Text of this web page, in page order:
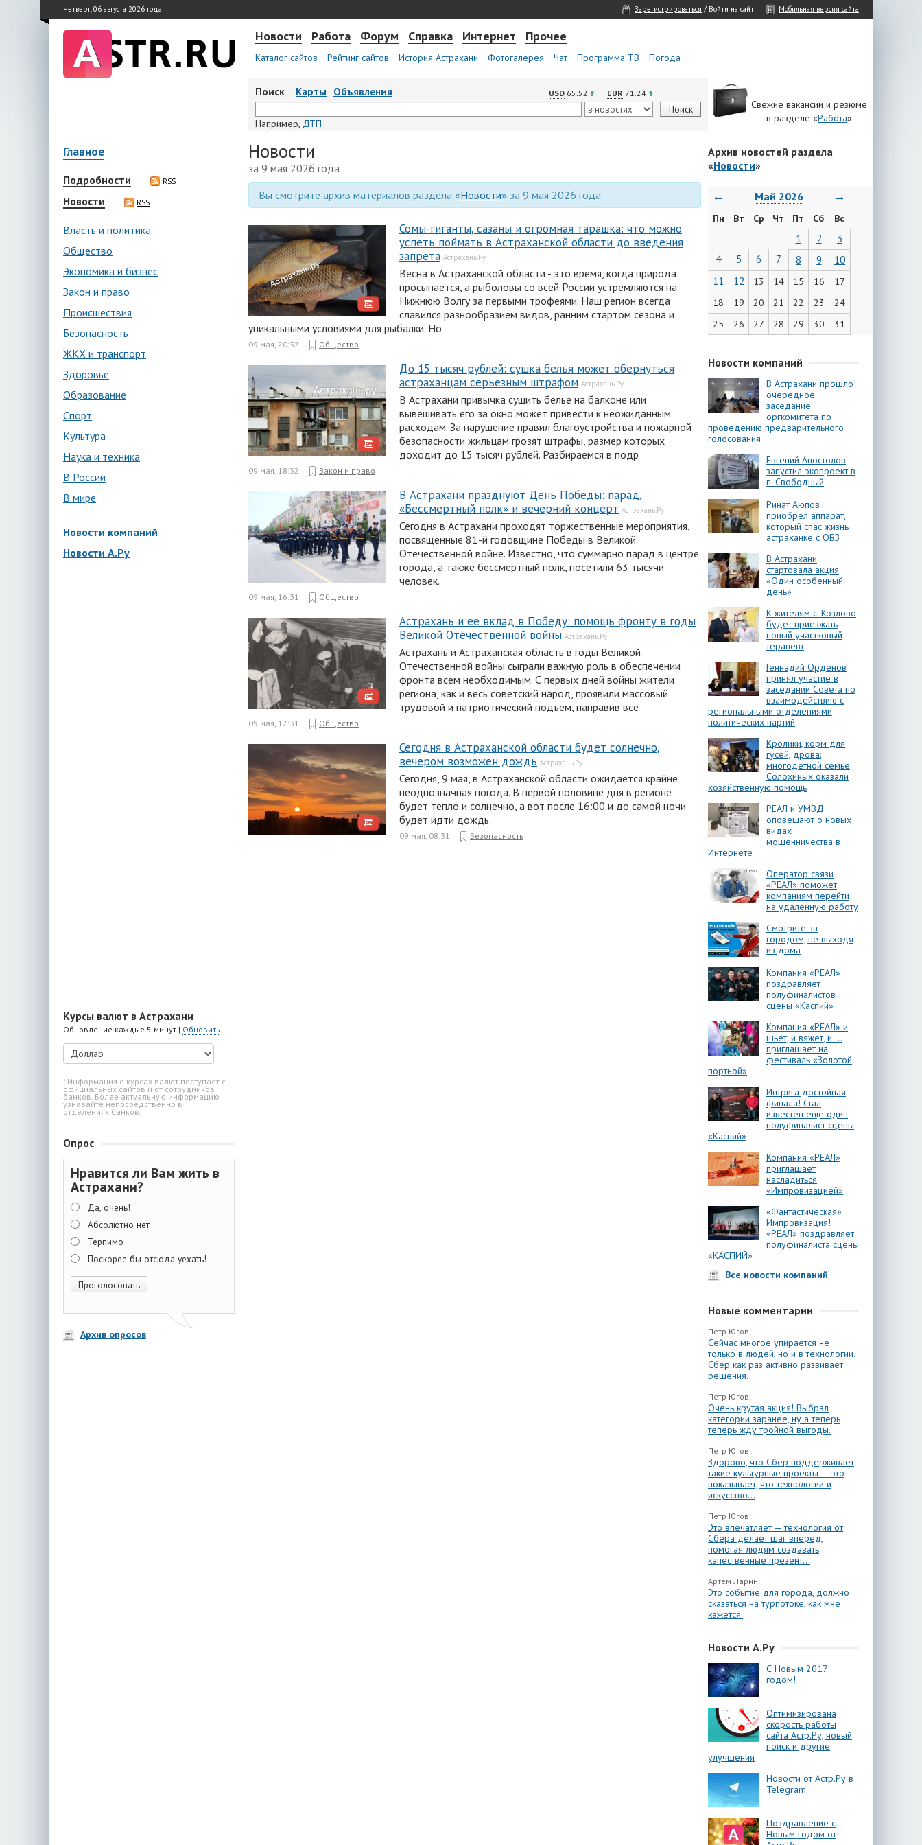
Четверг, 06 августа 2026 года Зарегистрироваться / Войти на сайт Мобильная версия сайта
Новости Работа Форум Справка Интернет Прочее
Каталог сайтов Рейтинг сайтов История Астрахани Фотогалерея Чат Программа ТВ Погода
Поиск Карты Объявления USD 65.52 EUR 71.24
Например, ДТП
Свежие вакансии и резюме
в разделе «Работа»
Главное
Подробности RSS
Новости RSS
Власть и политика
Общество
Экономика и бизнес
Закон и право
Происшествия
Безопасность
ЖКХ и транспорт
Здоровье
Образование
Спорт
Культура
Наука и техника
В России
В мире
Новости компаний
Новости А.Ру
Курсы валют в Астрахани
Обновление каждые 5 минут | Обновить
* Информация о курсах валют поступает с
официальных сайтов и от сотрудников
банков. Более актуальную информацию
узнавайте непосредственно в
отделениях банков.
Опрос
Нравится ли Вам жить в
Астрахани?
Да, очень!
Абсолютно нет
Терпимо
Поскорее бы отсюда уехать!
Архив опросов
Новости
за 9 мая 2026 года
Вы смотрите архив материалов раздела «Новости» за 9 мая 2026 года.
Сомы-гиганты, сазаны и огромная тарашка: что можно
успеть поймать в Астраханской области до введения
запрета Астрахань.Ру
Весна в Астраханской области - это время, когда природа
просыпается, а рыболовы со всей России устремляются на
Нижнюю Волгу за первыми трофеями. Наш регион всегда
славился разнообразием видов, ранним стартом сезона и
уникальными условиями для рыбалки. Но
09 мая, 20:32 Общество
До 15 тысяч рублей: сушка белья может обернуться
астраханцам серьезным штрафом Астрахань.Ру
В Астрахани привычка сушить белье на балконе или
вывешивать его за окно может привести к неожиданным
расходам. За нарушение правил благоустройства и пожарной
безопасности жильцам грозят штрафы, размер которых
доходит до 15 тысяч рублей. Разбираемся в подр
09 мая, 18:32 Закон и право
В Астрахани празднуют День Победы: парад,
«Бессмертный полк» и вечерний концерт Астрахань.Ру
Сегодня в Астрахани проходят торжественные мероприятия,
посвященные 81-й годовщине Победы в Великой
Отечественной войне. Известно, что суммарно парад в центре
города, а также бессмертный полк, посетили 63 тысячи
человек.
09 мая, 16:31 Общество
Астрахань и ее вклад в Победу: помощь фронту в годы
Великой Отечественной войны Астрахань.Ру
Астрахань и Астраханская область в годы Великой
Отечественной войны сыграли важную роль в обеспечении
фронта всем необходимым. С первых дней войны жители
региона, как и весь советский народ, проявили массовый
трудовой и патриотический подъем, направив все
09 мая, 12:31 Общество
Сегодня в Астраханской области будет солнечно,
вечером возможен дождь Астрахань.Ру
Сегодня, 9 мая, в Астраханской области ожидается крайне
неоднозначная погода. В первой половине дня в регионе
будет тепло и солнечно, а вот после 16:00 и до самой ночи
будет идти дождь.
09 мая, 08:31 Безопасность
Архив новостей раздела
«Новости»
← Май 2026 →
Пн Вт Ср Чт Пт Сб Вс
1 2
3
4
5 6 7 8 9
10
11
12 13 14 15 16
17
18
19 20 21 22 23
24
25
26 27 28 29 30 31
Новости компаний
В Астрахани прошло
очередное
заседание
оргкомитета по
проведению предварительного
голосования
Евгений Апостолов
запустил экопроект в
п. Свободный
Ринат Аюпов
приобрел аппарат,
который спас жизнь
астраханке с ОВЗ
В Астрахани
стартовала акция
«Один особенный
день»
К жителям с. Козлово
будет приезжать
новый участковый
терапевт
Геннадий Орденов
принял участие в
заседании Совета по
взаимодействию с
региональными отделениями
политических партий
Кролики, корм для
гусей, дрова:
многодетной семье
Солохиных оказали
хозяйственную помощь
РЕАЛ и УМВД
оповещают о новых
видах
мошенничества в
Интернете
Оператор связи
«РЕАЛ» поможет
компаниям перейти
на удаленную работу
Смотрите за
городом, не выходя
из дома
Компания «РЕАЛ»
поздравляет
полуфиналистов
сцены «Каспий»
Компания «РЕАЛ» и
шьет, и вяжет, и …
приглашает на
фестиваль «Золотой
портной»
Интрига достойная
финала! Стал
известен еще один
полуфиналист сцены
«Каспий»
Компания «РЕАЛ»
приглашает
насладиться
«Импровизацией»
«Фантастическая»
Импровизация!
«РЕАЛ» поздравляет
полуфиналиста сцены
«КАСПИЙ»
Все новости компаний
Новые комментарии
Петр Югов:
Сейчас многое упирается не
только в людей, но и в технологии.
Сбер как раз активно развивает
решения...
Петр Югов:
Очень крутая акция! Выбрал
категории заранее, ну а теперь
теперь жду тройной выгоды.
Петр Югов:
Здорово, что Сбер поддерживает
такие культурные проекты — это
показывает, что технологии и
искусство...
Петр Югов:
Это впечатляет — технология от
Сбера делает шаг вперёд,
помогая людям создавать
качественные презент...
Артём Ларин:
Это событие для города, должно
сказаться на турпотоке, как мне
кажется.
Новости А.Ру
С Новым 2017
годом!
Оптимизирована
скорость работы
сайта Астр.Ру, новый
поиск и другие
улучшения
Новости от Астр.Ру в
Telegram
Поздравление с
Новым годом от